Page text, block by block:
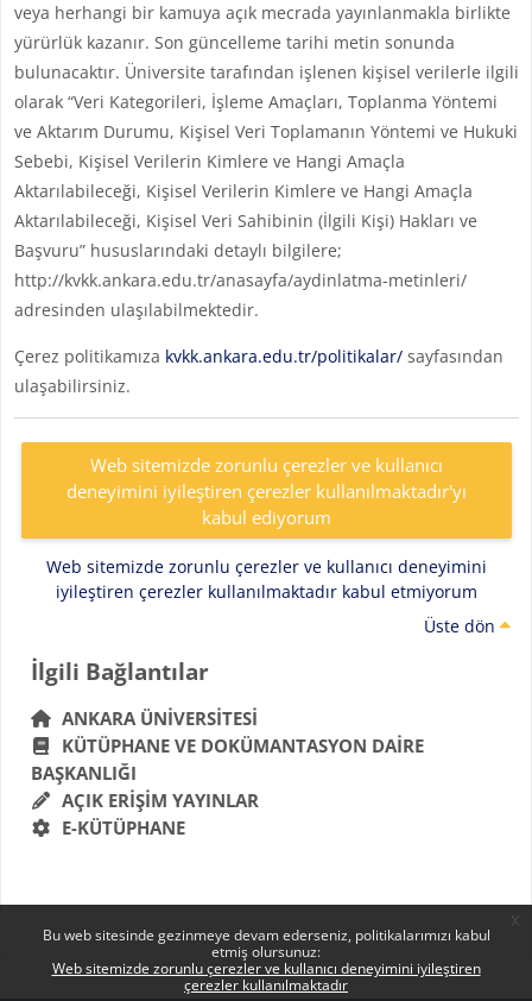
Bu web sitesinde gezinmeye devam ederseniz, politikalarımızı kabul
etmiş olursunuz:
Web sitemizde zorunlu çerezler ve kullanıcı deneyimini iyileştiren
çerezler kullanılmaktadır
veya herhangi bir kamuya açık mecrada yayınlanmakla birlikte
yürürlük kazanır. Son güncelleme tarihi metin sonunda
bulunacaktır. Üniversite tarafından işlenen kişisel verilerle ilgili
olarak “Veri Kategorileri, İşleme Amaçları, Toplanma Yöntemi
ve Aktarım Durumu, Kişisel Veri Toplamanın Yöntemi ve Hukuki
Sebebi, Kişisel Verilerin Kimlere ve Hangi Amaçla
Aktarılabileceği, Kişisel Verilerin Kimlere ve Hangi Amaçla
Aktarılabileceği, Kişisel Veri Sahibinin (İlgili Kişi) Hakları ve
Başvuru” hususlarındaki detaylı bilgilere;
http://kvkk.ankara.edu.tr/anasayfa/aydinlatma-metinleri/
adresinden ulaşılabilmektedir.
Çerez politikamıza kvkk.ankara.edu.tr/politikalar/sayfasından
ulaşabilirsiniz.
Web sitemizde zorunlu çerezler ve kullanıcı
deneyimini iyileştiren çerezler kullanılmaktadır'yı
kabul ediyorum
Web sitemizde zorunlu çerezler ve kullanıcı deneyimini
iyileştiren çerezler kullanılmaktadır kabul etmiyorum
Üste dön
Bloklar
İlgili Bağlantılar 'yı atla
İlgili Bağlantılar
ANKARA ÜNIVERSITESI
KÜTÜPHANE VE DOKÜMANTASYON DAIRE
BAŞKANLIĞI
AÇIK ERIŞIM YAYINLAR
E-KÜTÜPHANE